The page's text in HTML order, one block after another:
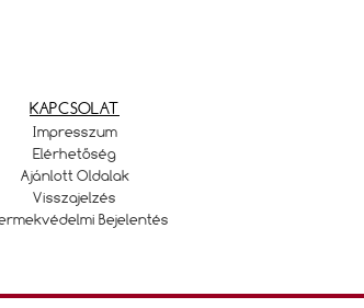
KAPCSOLAT
Impresszum
Elérhetőség
Ajánlott Oldalak
Visszajelzés
Bejelentés